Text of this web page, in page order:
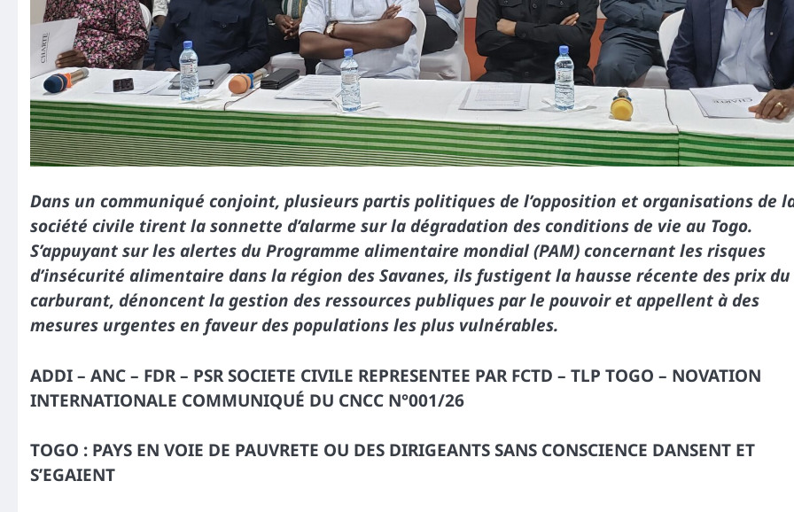
Dans un communiqué conjoint, plusieurs partis politiques de l’opposition et organisations de
société civile tirent la sonnette d’alarme sur la dégradation des conditions de vie au Togo.
S’appuyant sur les alertes du Programme alimentaire mondial (PAM) concernant les risques
d’insécurité alimentaire dans la région des Savanes, ils fustigent la hausse récente des prix du
carburant, dénoncent la gestion des ressources publiques par le pouvoir et appellent à des
mesures urgentes en faveur des populations les plus vulnérables.
ADDI – ANC – FDR – PSR SOCIETE CIVILE REPRESENTEE PAR FCTD – TLP TOGO – NOVATION
INTERNATIONALE COMMUNIQUÉ DU CNCC N°001/26
TOGO : PAYS EN VOIE DE PAUVRETE OU DES DIRIGEANTS SANS CONSCIENCE DANSENT ET
S’EGAIENT